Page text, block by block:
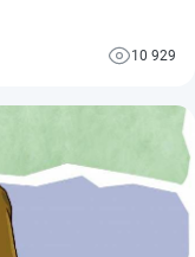
10 929